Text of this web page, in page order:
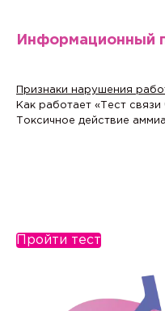
Информационный
Признаки нарушения
Как работает «Тест связи
Токсичное действие
Пройти тест